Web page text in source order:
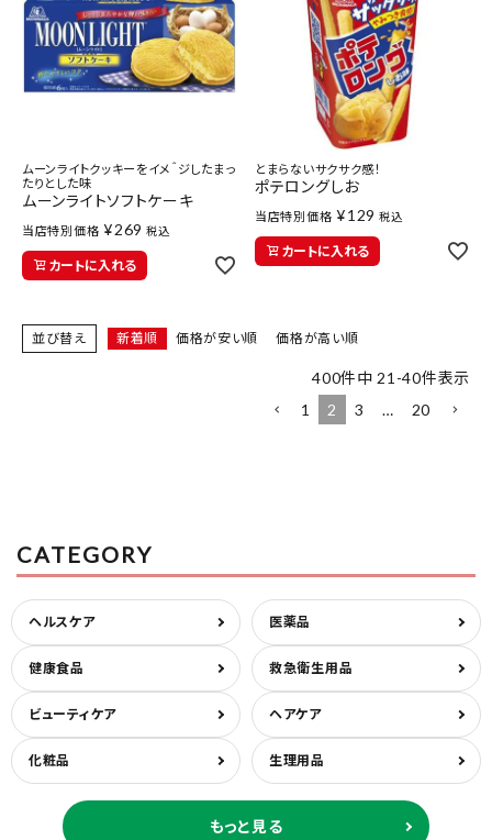
ムーンライトクッキーをイメ＾ジしたまっ
たりとした味
ムーンライトソフトケーキ
当店特別価格 ¥269 税込
カートに入れる
とまらないサクサク感！
ポテロングしお
当店特別価格 ¥129 税込
カートに入れる
並び替え 新着順 価格が安い順 価格が高い順
400件中 21 -40件表示
1
2 3 … 20
CATEGORY
ヘルスケア 医薬品
健康食品 救急衛生用品
ビューティケア ヘアケア
化粧品 生理用品
もっと見る